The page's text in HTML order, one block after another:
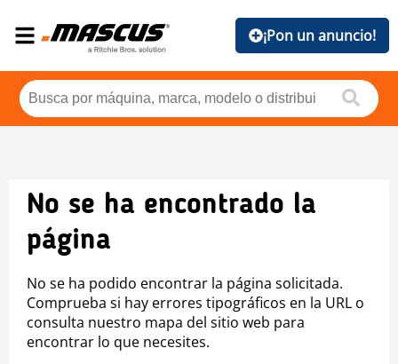
¡Pon un anuncio!
No se ha encontrado la
página
No se ha podido encontrar la página solicitada.
Comprueba si hay errores tipográficos en la URL o
consulta nuestro mapa del sitio web para
encontrar lo que necesites.